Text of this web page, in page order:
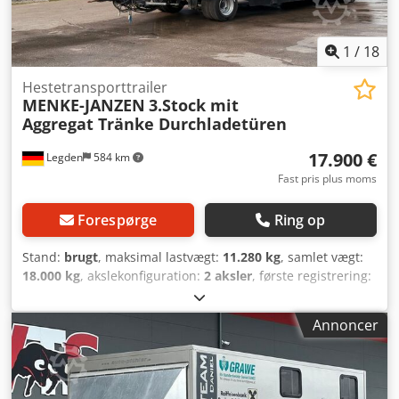
1 / 18
Legden 584 km
Hestetransporttrailer
MENKE-JANZEN 3.Stock mit
Aggregat Tränke Durchladetüren
17.900 €
Fast pris plus moms
Forespørge Ring op
Stand: brugt, maksimal lastvægt: 11.280 kg, samlet vægt:
18.000 kg, akslekonfiguration: 2 aksler, første registrering:
04/2025
7.400 mm, læsningsbredde:2.450 mm, lastepladshøjde:
3.000 mm, lastepladsvolumen:
, samlet bredde:
2.550 mm, total højde:4.000 mm, Udstyr:
hydraulisk aggregat (24V) * 2 mellemgulve med skillegitter
(2 pr. etage) * Ventilator * Drikkenippel * Manuelle
Annoncer